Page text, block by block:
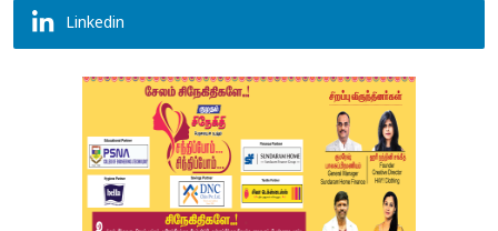
Linkedin